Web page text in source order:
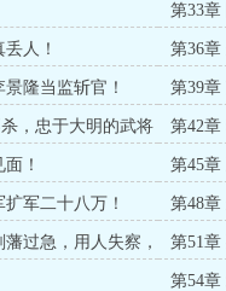
第33章
人！ 第36章
隆当监斩官！ 第39
，忠于大明的武将
第42章
！ 第45章
军二十八万！ 第48
过急，用人失察，
第51
五十军
第54